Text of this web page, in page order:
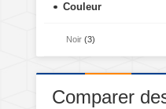
Couleur
Noir (3)
Comparer